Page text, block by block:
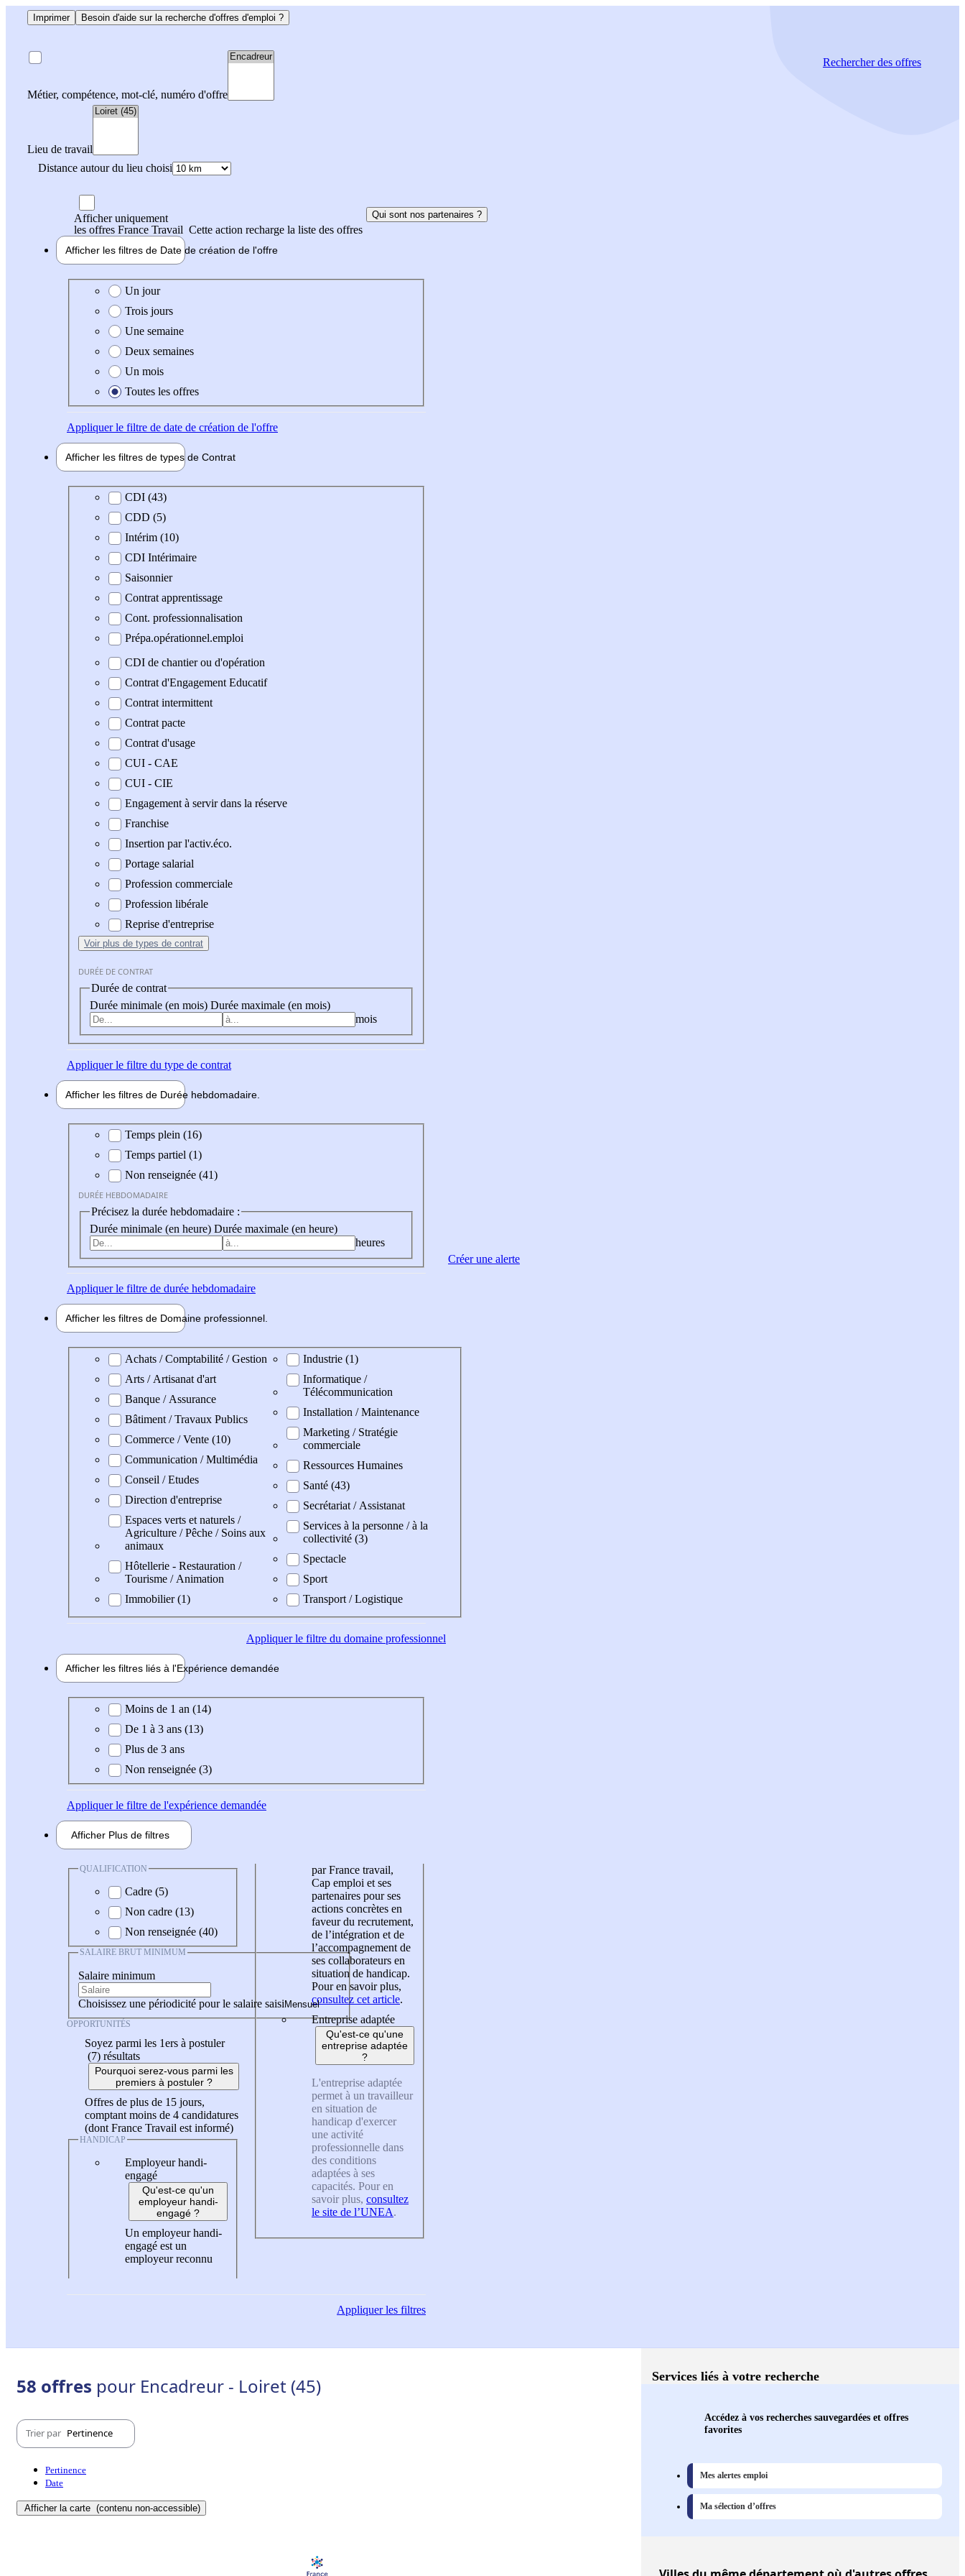
Imprimer Besoin d'aide sur la recherche d'offres d'emploi ?
Métier, compétence, mot-clé, numéro d'offre
Lieu de travail
Distance autour du lieu choisi
Rechercherdes offres
Afficher uniquement
les offres France Travail Cette action recharge la liste des offres
Qui sont nos partenaires ?
Afficher les filtres de Date de création de l'offre
Date de création de l'offre
Un jour
Trois jours
Une semaine
Deux semaines
Un mois
Toutes les offres
Appliquerle filtre de date de création de l'offre
Afficher les filtres de types de Contrat
Type de contratCDI (43)
CDD (5)
Intérim (10)
CDI Intérimaire
Saisonnier
Contrat apprentissage
Cont. professionnalisation
Prépa.opérationnel.emploi
CDI de chantier ou d'opération
Contrat d'Engagement Educatif
Contrat intermittent
Contrat pacte
Contrat d'usage
CUI - CAE
CUI - CIE
Engagement à servir dans la réserve
Franchise
Insertion par l'activ.éco.
Portage salarial
Profession commerciale
Profession libérale
Reprise d'entreprise
Voir plus de types de contrat
DURÉE DE CONTRAT
Durée de contrat
Durée minimale (en mois) Durée maximale (en mois)
mois
Appliquerle filtre du type de contrat
Afficher les filtres de Durée hebdomadaire
Durée hebdomadaire
Temps plein (16)
Temps partiel (1)
Non renseignée (41)
DURÉE HEBDOMADAIRE
Précisez la durée hebdomadaire :
Durée minimale (en heure) Durée maximale (en heure)
heures
Appliquerle filtre de durée hebdomadaire
Afficher les filtres de Domaine professionnel
Domaine professionel
Achats / Comptabilité / Gestion
Arts / Artisanat d'art
Banque / Assurance
Bâtiment / Travaux Publics
Commerce / Vente (10)
Communication / Multimédia
Conseil / Etudes
Direction d'entreprise
Espaces verts et naturels /
Agriculture / Pêche / Soins aux
animaux
Hôtellerie - Restauration /
Tourisme / Animation
Immobilier (1)
Industrie (1)
Informatique /
Télécommunication
Installation / Maintenance
Marketing / Stratégie
commerciale
Ressources Humaines
Santé (43)
Secrétariat / Assistanat
Services à la personne / à la
collectivité (3)
Spectacle
Sport
Transport / Logistique
Appliquerle filtre du domaine professionnel
Afficher les filtres liés à l'Expérience demandée
Expérience demandée
Moins de 1 an (14)
De 1 à 3 ans (13)
Plus de 3 ans
Non renseignée (3)
Appliquerle filtre de l'expérience demandée
Afficher Plus de filtres
QUALIFICATION
Cadre (5)
Non cadre (13)
Non renseignée (40)
SALAIRE BRUT MINIMUM
Salaire minimum
Choisissez une périodicité pour le salaire saisi
OPPORTUNITÉS
Soyez parmi les 1ers à postuler
(7) résultats
Pourquoi serez-vous parmi les
premiers à postuler ?
Offres de plus de 15 jours,
comptant moins de 4 candidatures
(dont France Travail est informé)
HANDICAP
Employeur handi-
engagé
Qu'est-ce qu'un
employeur handi-
engagé ?
Un employeur handi-
engagé est un
employeur reconnu
par France travail,
Cap emploi et ses
partenaires pour ses
actions concrètes en
faveur du recrutement,
de l’intégration et de
l’accompagnement de
ses collaborateurs en
situation de handicap.
Pour en savoir plus,
consultez cet article.
Entreprise adaptée
Qu'est-ce qu'une
entreprise adaptée
?
L'entreprise adaptée
permet à un travailleur
en situation de
handicap d'exercer
une activité
professionnelle dans
des conditions
adaptées à ses
capacités. Pour en
savoir plus, consultez
le site de l’UNEA.
Appliquerles filtres
Créer une alerte
58 offres pour Encadreur - Loiret (45)
Trier par Pertinence
Pertinence
Date
Afficher la carte (contenu non-accessible)
Services liés à votre recherche
Accédez à vos recherches sauvegardées et offres
favorites
Mes alertes emploi
Ma sélection d’offres